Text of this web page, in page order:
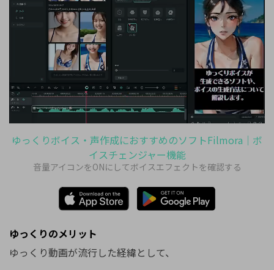
ゆっくりボイス・声作成におすすめのソフトFilmora｜ボ
イスチェンジャー機能
音量アイコンをONにしてボイスエフェクトを確認する
ゆっくりのメリット
ゆっくり動画が流行した経緯として、